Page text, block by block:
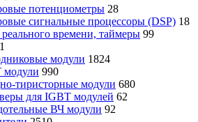
потенциометры 28
сигнальные процессоры (DSP) 18
времени, таймеры 99
1
модули 1824
модули 990
тиристорные модули 680
для IGBT модулей 62
ВЧ модули 92